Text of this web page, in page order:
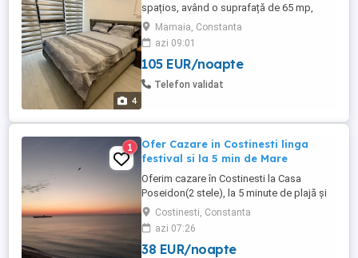
4
spațios, având o suprafață de 65 mp,
situat într-o zonă excelentă, în spatele
Complexului Tomis Villa, la doar 50 de
metri de plajă și la câțiva pași de cele mai
apreciate restaurante și terase. In august
preturile difera Apartamentul oferă:
Mamaia, Constanta
azi 09:01
105 EUR/noapte
Telefon validat
1
Ofer Cazare in Costinesti linga
festival si la 5 min de Mare
Oferim cazare în Costinesti la Casa
Poseidon(2 stele), la 5 minute de plajă și
de Nibiru!! Camere cu balcon și baie
proprie,dotate cu TV, AC, internet. Parcare
cu plată 25lei pe zi masina. Tarife: 15-31
iulie Cam dubla - 250lei noapte Cam tripla -
Costinesti, Constanta
azi 07:26
38 EUR/noapte